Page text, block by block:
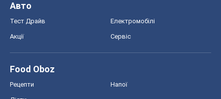
Авто
Тест Драйв Електромобілі
Акції Сервіс
Food Oboz
Рецепти Напої